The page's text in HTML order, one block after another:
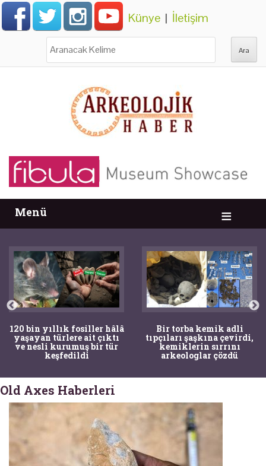
Künye | İletişim
Menü
120 bin yıllık fosiller hâlâ
yaşayan türlere ait çıktı
ve nesli kurumuş bir tür
keşfedildi
Bir torba kemik adli
tıpçıları şaşkına çevirdi,
kemiklerin sırrını
arkeologlar çözdü
Old Axes Haberleri